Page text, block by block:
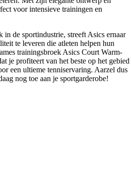
voor intensieve trainingen en
in de sportindustrie, streeft Asics ernaar
te leveren die atleten helpen hun
trainingsbroek Asics Court Warm-
je profiteert van het beste op het gebied
een ultieme tenniservaring. Aarzel dus
nog toe aan je sportgarderobe!